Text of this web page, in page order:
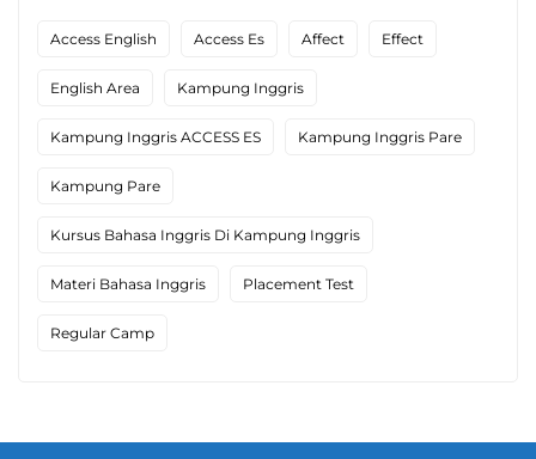
Access English Access Es Affect Effect
English Area Kampung Inggris
Kampung Inggris ACCESS ES Kampung Inggris Pare
Kampung Pare
Kursus Bahasa Inggris Di Kampung Inggris
Materi Bahasa Inggris Placement Test
Regular Camp